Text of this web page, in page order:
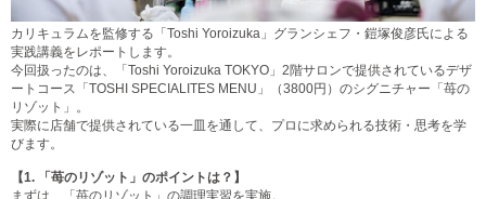
カリキュラムを監修する「Toshi Yoroizuka」グランシェフ・鎧塚俊彦氏による
実践講義をレポートします。
今回扱ったのは、「Toshi Yoroizuka TOKYO」2階サロンで提供されているデザ
ートコース「TOSHI SPECIALITES MENU」（3800円）のシグニチャー「苺の
リゾット」。
実際に店舗で提供されている一皿を通して、プロに求められる技術・思考を学
びます。
【1.
「苺のリゾット」のポイントは？】